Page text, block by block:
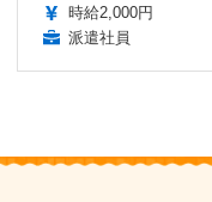
時給2,000円
派遣社員